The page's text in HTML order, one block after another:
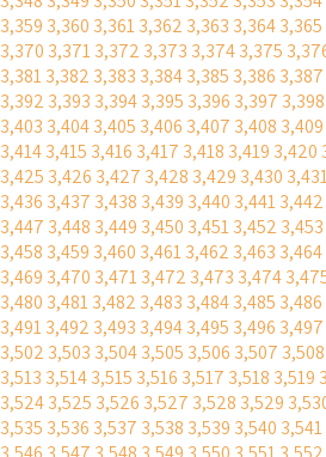
3,359 3,360 3,3613,362 3,363 3,3643,365
3,370 3,3713,372 3,373 3,3743,375
3,3813,382 3,383 3,3843,385 3,386 3,387
3,392 3,393 3,3943,395 3,396 3,397 3,398
3,403 3,4043,405 3,406 3,407 3,408 3,409
3,4143,415 3,416 3,417 3,418 3,419 3,420
3,425 3,426 3,427 3,428 3,429 3,430
3,436 3,437 3,438 3,439 3,440 3,4413,442
3,447 3,448 3,449 3,450 3,4513,452 3,453
3,458 3,459 3,460 3,4613,462 3,463 3,464
3,469 3,470 3,4713,472 3,473 3,474
3,480 3,4813,482 3,483 3,4843,485 3,486
3,4913,492 3,493 3,4943,495 3,496 3,497
3,502 3,503 3,5043,505 3,506 3,507 3,508
3,513 3,5143,515 3,516 3,517 3,518 3,519
3,5243,525 3,526 3,527 3,528 3,529
3,535 3,536 3,537 3,538 3,539 3,540 3,541